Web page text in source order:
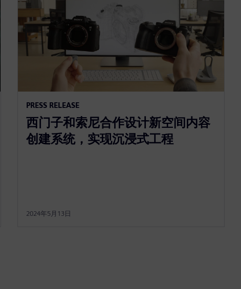
PRESS RELEASE
西门子和索尼合作设计新空间内容
创建系统，实现沉浸式工程
2024年5月13日